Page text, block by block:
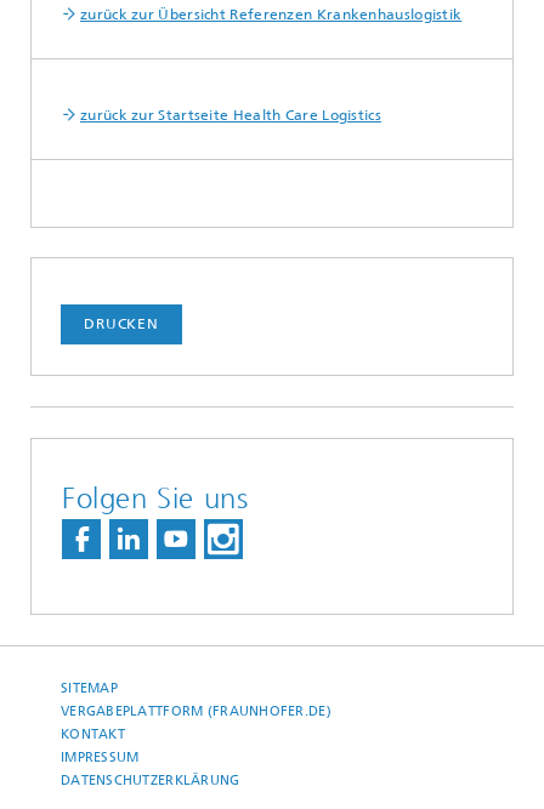
zurück zur Übersicht Referenzen Krankenhauslogistik
zurück zur Startseite Health Care Logistics
DRUCKEN
Folgen Sie uns
SITEMAP
VERGABEPLATTFORM (FRAUNHOFER.DE)
KONTAKT
IMPRESSUM
DATENSCHUTZERKLÄRUNG